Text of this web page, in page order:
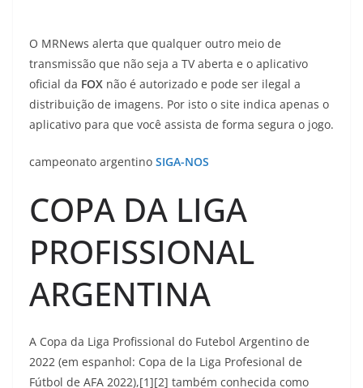
O MRNews alerta que qualquer outro meio de
transmissão que não seja a TV aberta e o aplicativo
oficial da FOX não é autorizado e pode ser ilegal a
distribuição de imagens. Por isto o site indica apenas o
aplicativo para que você assista de forma segura o jogo.
campeonato argentino SIGA-NOS
COPA DA LIGA
PROFISSIONAL
ARGENTINA
A Copa da Liga Profissional do Futebol Argentino de
2022 (em espanhol: Copa de la Liga Profesional de
Fútbol de AFA 2022),[1][2] também conhecida como